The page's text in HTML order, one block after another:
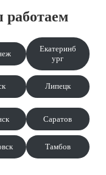
работаем
Екатеринб
ург
Липецк
Саратов
Тамбов